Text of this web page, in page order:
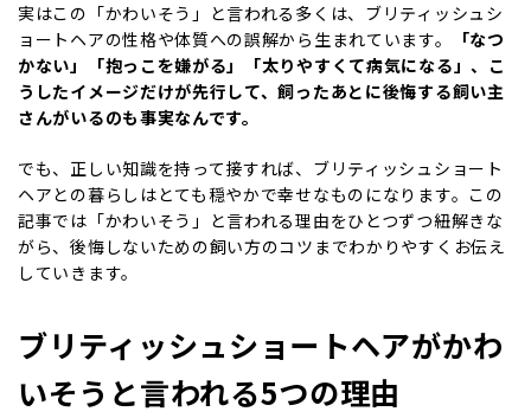
実はこの「かわいそう」と言われる多くは、ブリティッシュシ
ョートヘアの性格や体質への誤解から生まれています。
「なつ
かない」「抱っこを嫌がる」「太りやすくて病気になる」、こ
うしたイメージだけが先行して、飼ったあとに後悔する飼い主
さんがいるのも事実なんです。
でも、正しい知識を持って接すれば、ブリティッシュショート
ヘアとの暮らしはとても穏やかで幸せなものになります。この
記事では「かわいそう」と言われる理由をひとつずつ紐解きな
がら、後悔しないための飼い方のコツまでわかりやすくお伝え
していきます。
ブリティッシュショートヘアがかわ
いそうと言われる5つの理由